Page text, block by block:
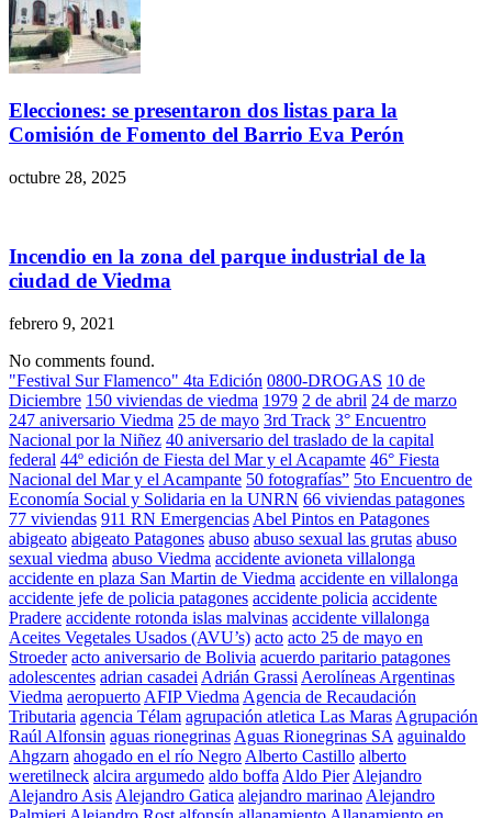
Elecciones: se presentaron dos listas para la
Comisión de Fomento del Barrio Eva Perón
octubre 28, 2025
Incendio en la zona del parque industrial de la
ciudad de Viedma
febrero 9, 2021
No comments found.
"Festival Sur Flamenco" 4ta Edición 0800-DROGAS 10 de
Diciembre 150 viviendas de viedma 1979 2 de abril 24 de marzo
247 aniversario Viedma 25 de mayo 3rd Track 3° Encuentro
Nacional por la Niñez 40 aniversario del traslado de la capital
federal 44º edición de Fiesta del Mar y el Acapamte 46° Fiesta
Nacional del Mar y el Acampante 50 fotografías” 5to Encuentro de
Economía Social y Solidaria en la UNRN 66 viviendas patagones
77 viviendas 911 RN Emergencias Abel Pintos en Patagones
abigeato abigeato Patagones abuso abuso sexual las grutas abuso
sexual viedma abuso Viedma accidente avioneta villalonga
accidente en plaza San Martin de Viedma accidente en villalonga
accidente jefe de policia patagones accidente policia accidente
Pradere accidente rotonda islas malvinas accidente villalonga
Aceites Vegetales Usados (AVU’s) acto acto 25 de mayo en
Stroeder acto aniversario de Bolivia acuerdo paritario patagones
adolescentes adrian casadei Adrián Grassi Aerolíneas Argentinas
Viedma aeropuerto AFIP Viedma Agencia de Recaudación
Tributaria agencia Télam agrupación atletica Las Maras Agrupación
Raúl Alfonsin aguas rionegrinas Aguas Rionegrinas SA aguinaldo
Ahgzarn ahogado en el río Negro Alberto Castillo alberto
weretilneck alcira argumedo aldo boffa Aldo Pier Alejandro
Alejandro Asis Alejandro Gatica alejandro marinao Alejandro